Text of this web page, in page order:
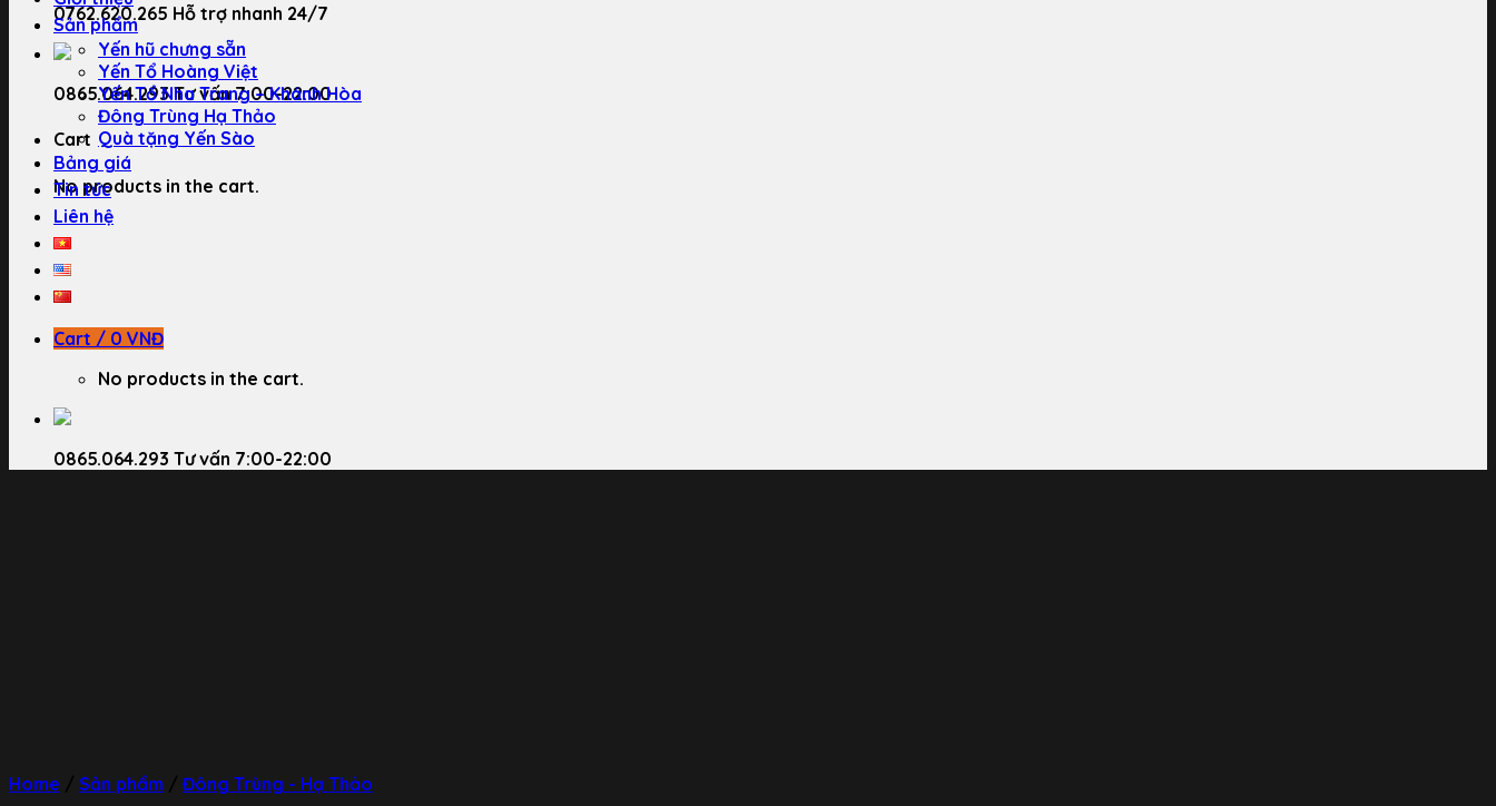
0762.620.265 Hỗ trợ nhanh 24/7
0865.064.293Tư vấn 7:00-22:00
Cart
No products in the cart.
Sản phẩm
Yến hũ chưng sẵn
Yến Tổ Hoàng Việt
Yến Tổ Nha Trang – Khánh Hòa
Đông Trùng Hạ Thảo
Quà tặng Yến Sào
Bảng giá
Tin tức
Liên hệ
Cart / 0 VNĐ
No products in the cart.
0865.064.293 Tư vấn 7:00-22:00
Home / Sản phẩm / Đông Trùng - Hạ Thảo